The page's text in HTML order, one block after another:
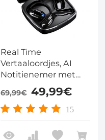
Real Time
Vertaaloordjes, AI
Notitienemer met
Gratis Vertaling,
Transcriptie, Cross
App Vertaling voor
Zakendoen, Reizen,
69,99€ 49,99€
15